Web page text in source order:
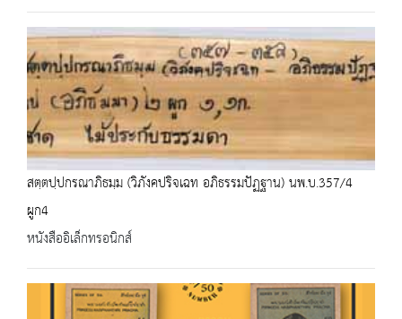
สตฺตปฺปกรณาภิธมฺม (วิภังคปริจเฉท อภิธรรมปัฏฐาน) นพ.บ.357/4
ผูก4
หนังสืออิเล็กทรอนิกส์